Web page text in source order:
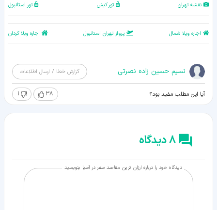
نقشه تهران تور کیش تور استانبول
اجاره ویلا شمال پرواز تهران استانبول اجاره ویلا کردان
نسیم حسین زاده نصرتی گزارش خطا / ارسال اطلاعات
آیا این مطلب مفید بود؟ 38
1
8 دیدگاه
دیدگاه خود را درباره ارزان ترین مقاصد سفر در آسیا بنویسید